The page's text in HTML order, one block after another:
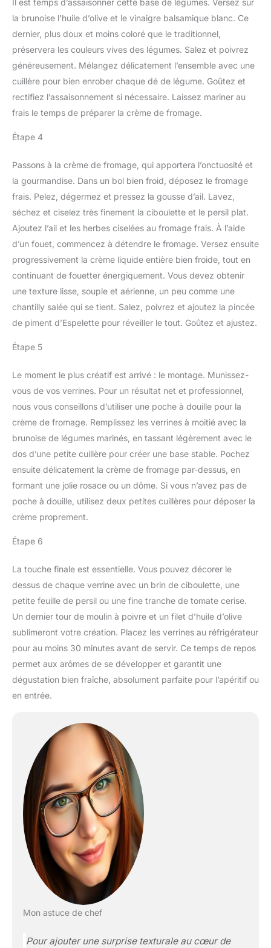
Il est temps d’assaisonner cette base de légumes. Versez sur
la brunoise l’huile d’olive et le vinaigre balsamique blanc. Ce
dernier, plus doux et moins coloré que le traditionnel,
préservera les couleurs vives des légumes. Salez et poivrez
généreusement. Mélangez délicatement l’ensemble avec une
cuillère pour bien enrober chaque dé de légume. Goûtez et
rectifiez l’assaisonnement si nécessaire. Laissez mariner au
frais le temps de préparer la crème de fromage.
Étape 4
Passons à la crème de fromage, qui apportera l’onctuosité et
la gourmandise. Dans un bol bien froid, déposez le fromage
frais. Pelez, dégermez et pressez la gousse d’ail. Lavez,
séchez et ciselez très finement la ciboulette et le persil plat.
Ajoutez l’ail et les herbes ciselées au fromage frais. À l’aide
d’un fouet, commencez à détendre le fromage. Versez ensuite
progressivement la crème liquide entière bien froide, tout en
continuant de fouetter énergiquement. Vous devez obtenir
une texture lisse, souple et aérienne, un peu comme une
chantilly salée qui se tient. Salez, poivrez et ajoutez la pincée
de piment d’Espelette pour réveiller le tout. Goûtez et ajustez.
Étape 5
Le moment le plus créatif est arrivé : le montage. Munissez-
vous de vos verrines. Pour un résultat net et professionnel,
nous vous conseillons d’utiliser une poche à douille pour la
crème de fromage. Remplissez les verrines à moitié avec la
brunoise de légumes marinés, en tassant légèrement avec le
dos d’une petite cuillère pour créer une base stable. Pochez
ensuite délicatement la crème de fromage par-dessus, en
formant une jolie rosace ou un dôme. Si vous n’avez pas de
poche à douille, utilisez deux petites cuillères pour déposer la
crème proprement.
Étape 6
La touche finale est essentielle. Vous pouvez décorer le
dessus de chaque verrine avec un brin de ciboulette, une
petite feuille de persil ou une fine tranche de tomate cerise.
Un dernier tour de moulin à poivre et un filet d’huile d’olive
sublimeront votre création. Placez les verrines au réfrigérateur
pour au moins 30 minutes avant de servir. Ce temps de repos
permet aux arômes de se développer et garantit une
dégustation bien fraîche, absolument parfaite pour l’apéritif ou
en entrée.
Mon astuce de chef
Pour ajouter une surprise texturale au cœur de